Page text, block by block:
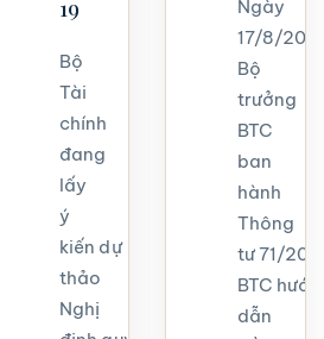
19
Bộ
Tài
chính
đang
lấy
ý
kiến dự
thảo
Nghị
Ngày
17/8/
Bộ
trưởng
BTC
ban
hành
Thông
tư 71/
BTC
dẫn